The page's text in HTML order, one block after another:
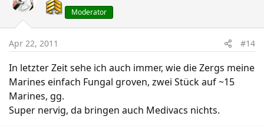
Moderator
Apr 22, 2011 #14
In letzter Zeit sehe ich auch immer, wie die Zergs meine
Marines einfach Fungal groven, zwei Stück auf ~15
Marines, gg.
Super nervig, da bringen auch Medivacs nichts.